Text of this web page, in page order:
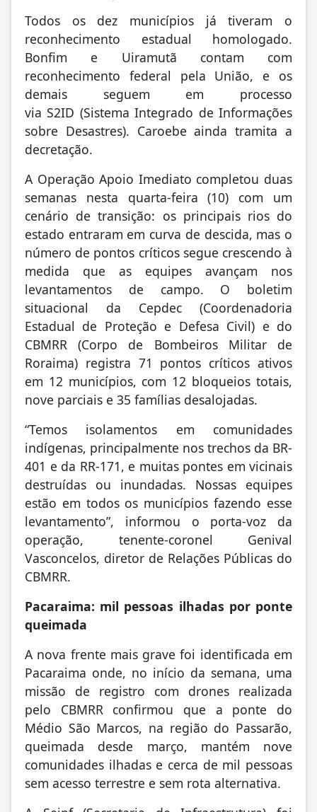
Todos os dez municípios já tiveram o
reconhecimento estadual homologado.
Bonfim e Uiramutã contam com
reconhecimento federal pela União, e os
demais seguem em processo
via S2ID (Sistema Integrado de Informações
sobre Desastres). Caroebe ainda tramita a
decretação.
A Operação Apoio Imediato completou duas
semanas nesta quarta-feira (10) com um
cenário de transição: os principais rios do
estado entraram em curva de descida, mas o
número de pontos críticos segue crescendo à
medida que as equipes avançam nos
levantamentos de campo. O boletim
situacional da Cepdec (Coordenadoria
Estadual de Proteção e Defesa Civil) e do
CBMRR (Corpo de Bombeiros Militar de
Roraima) registra 71 pontos críticos ativos
em 12 municípios, com 12 bloqueios totais,
nove parciais e 35 famílias desalojadas.
“Temos isolamentos em comunidades
indígenas, principalmente nos trechos da BR-
401 e da RR-171, e muitas pontes em vicinais
destruídas ou inundadas. Nossas equipes
estão em todos os municípios fazendo esse
levantamento”, informou o porta-voz da
operação, tenente-coronel Genival
Vasconcelos, diretor de Relações Públicas do
CBMRR.
Pacaraima: mil pessoas ilhadas por ponte
queimada
A nova frente mais grave foi identificada em
Pacaraima onde, no início da semana, uma
missão de registro com drones realizada
pelo CBMRR confirmou que a ponte do
Médio São Marcos, na região do Passarão,
queimada desde março, mantém nove
comunidades ilhadas e cerca de mil pessoas
sem acesso terrestre e sem rota alternativa.